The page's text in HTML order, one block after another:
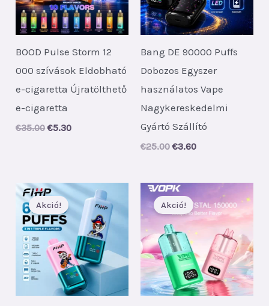
BOOD Pulse Storm 12
000 szívások Eldobható
e-cigaretta Újratölthető
e-cigaretta
€35.00 Original
€5.30Current
Bang DE 90000 Puffs
Dobozos Egyszer
használatos Vape
Nagykereskedelmi
Gyártó Szállító
€25.00 Original
€25.00.
€3.60Current
€3.60.
Akció! Akció!